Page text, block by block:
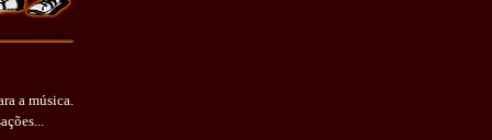
a música.